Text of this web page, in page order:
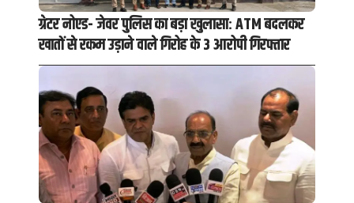
ग्रेटर नोएड- जेवर पुलिस का बड़ा खुलासा: ATM बदलकर
खातों से रकम उड़ाने वाले गिरोह के 3 आरोपी गिरफ्तार